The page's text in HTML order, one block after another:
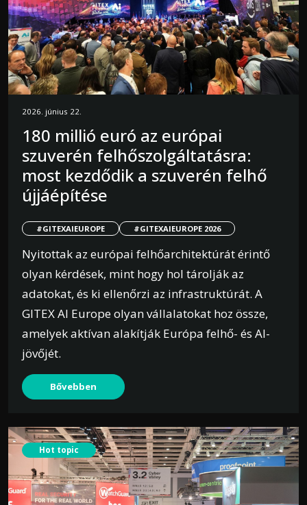
2026. június 22.
180 millió euró az európai
szuverén felhőszolgáltatásra:
most kezdődik a szuverén felhő
újjáépítése
#GITEXAIEUROPE #GITEXAIEUROPE 2026
Nyitottak az európai felhőarchitektúrát érintő
olyan kérdések, mint hogy hol tárolják az
adatokat, és ki ellenőrzi az infrastruktúrát. A
GITEX AI Europe olyan vállalatokat hoz össze,
amelyek aktívan alakítják Európa felhő- és AI-
jövőjét.
Bővebben
Hot topic